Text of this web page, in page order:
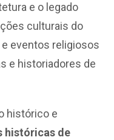
e o legado
culturais do
eventos religiosos
e historiadores de
histórico e
históricas de